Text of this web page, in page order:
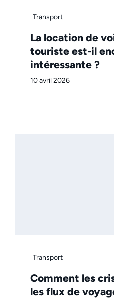
Transport
La location de
touriste est-il
intéressante ?
10 avril 2026
Transport
Comment les
les flux de